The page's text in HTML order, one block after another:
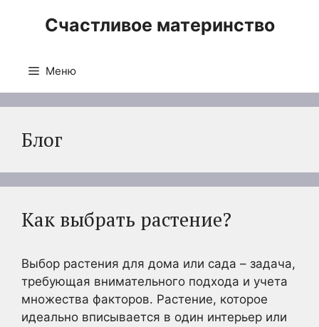
Счастливое материнство
Меню
Блог
Как выбрать растение?
Выбор растения для дома или сада – задача,
требующая внимательного подхода и учета
множества факторов. Растение, которое
идеально вписывается в один интерьер или